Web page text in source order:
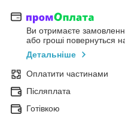
Ви отримаєте
або гроші повернуться
Детальніше
Оплатити частинами
Післяплата
Готівкою